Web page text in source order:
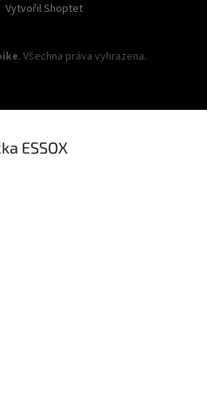
Vytvořil Shoptet
. Všechna práva vyhrazena.
ESSOX